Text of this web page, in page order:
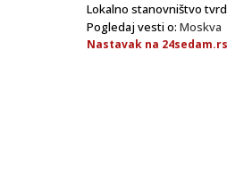
Lokalno stanovništvo
Pogledaj vesti o: Moskva
Nastavak na